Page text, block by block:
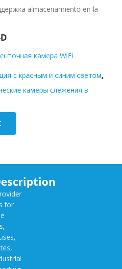
almacenamiento en la
камера WiFi
с красным и синим светом,
камеры слежения в
for